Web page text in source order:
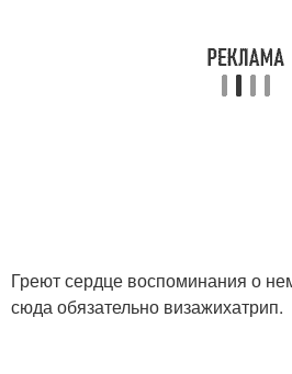
Греют сердце воспоминания о
сюда обязательно визажихатрип.